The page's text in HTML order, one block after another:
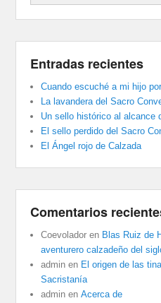
Entradas recientes
Cuando escuché a mi hijo
La lavandera del Sacro
Un sello histórico al alcance
El sello perdido del Sacro
El Ángel rojo de Calzada
Comentarios
Coevolador en Blas Ruiz de
aventurero calzadeño del
admin en El origen de las
Sacristanía
admin enAcerca de